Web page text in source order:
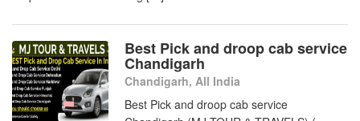
Best Pick and droop cab service
Chandigarh
Chandigarh, All India
Best Pick and droop cab service